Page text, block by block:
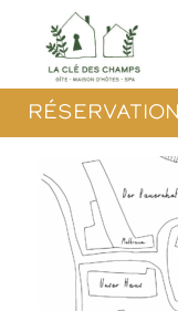
RÉSERVATION